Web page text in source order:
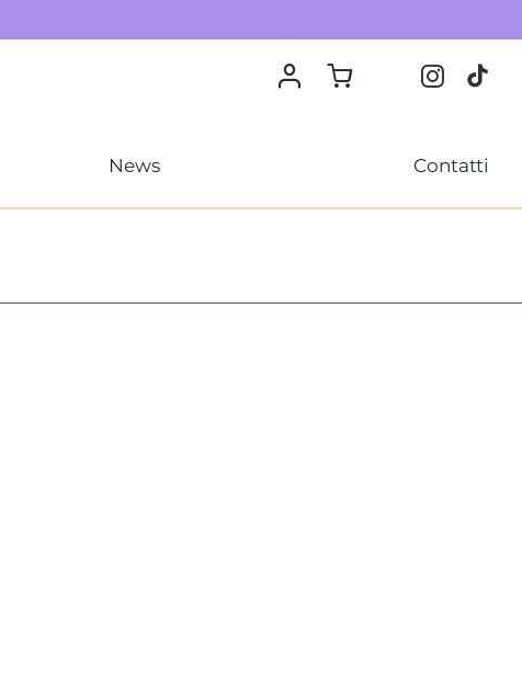
News Contatti